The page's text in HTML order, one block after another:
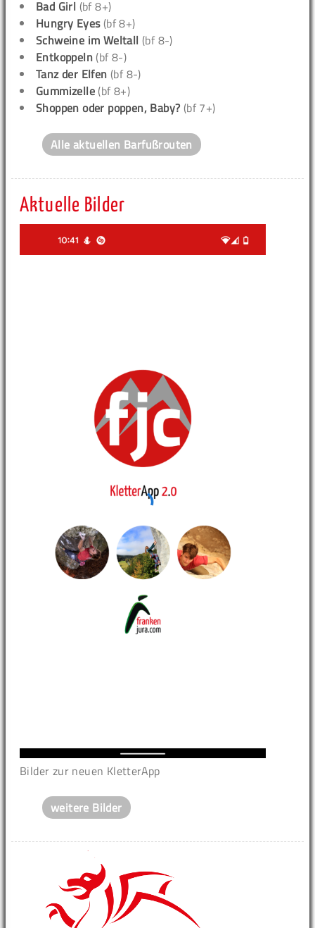
Bad Girl (bf 8+)
Hungry Eyes(bf 8+)
Schweine im Weltall (bf 8-)
Entkoppeln (bf 8-)
Tanz der Elfen (bf 8-)
Gummizelle (bf 8+)
Shoppen oder poppen, Baby? (bf 7+)
Alle aktuellen Barfußrouten
Aktuelle Bilder
Bilder zur neuen KletterApp
weitere Bilder